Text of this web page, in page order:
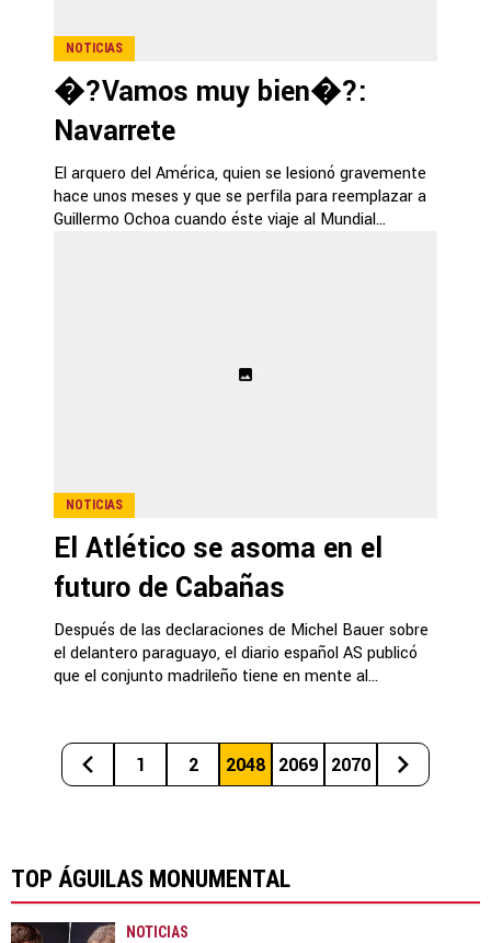
NOTICIAS
�?Vamos muy bien�?:
Navarrete
El arquero del América, quien se lesionó gravemente
hace unos meses y que se perfila para reemplazar a
Guillermo Ochoa cuando éste viaje al Mundial...
NOTICIAS
El Atlético se asoma en el
futuro de Cabañas
Después de las declaraciones de Michel Bauer sobre
el delantero paraguayo, el diario español AS publicó
que el conjunto madrileño tiene en mente al...
1 2 2048 2069 2070
TOP ÁGUILAS MONUMENTAL
NOTICIAS